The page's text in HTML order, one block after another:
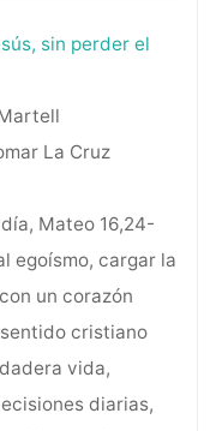
sin perder el
La Cruz
Mateo 16,24-
egoísmo, cargar la
un corazón
cristiano
vida,
diarias,